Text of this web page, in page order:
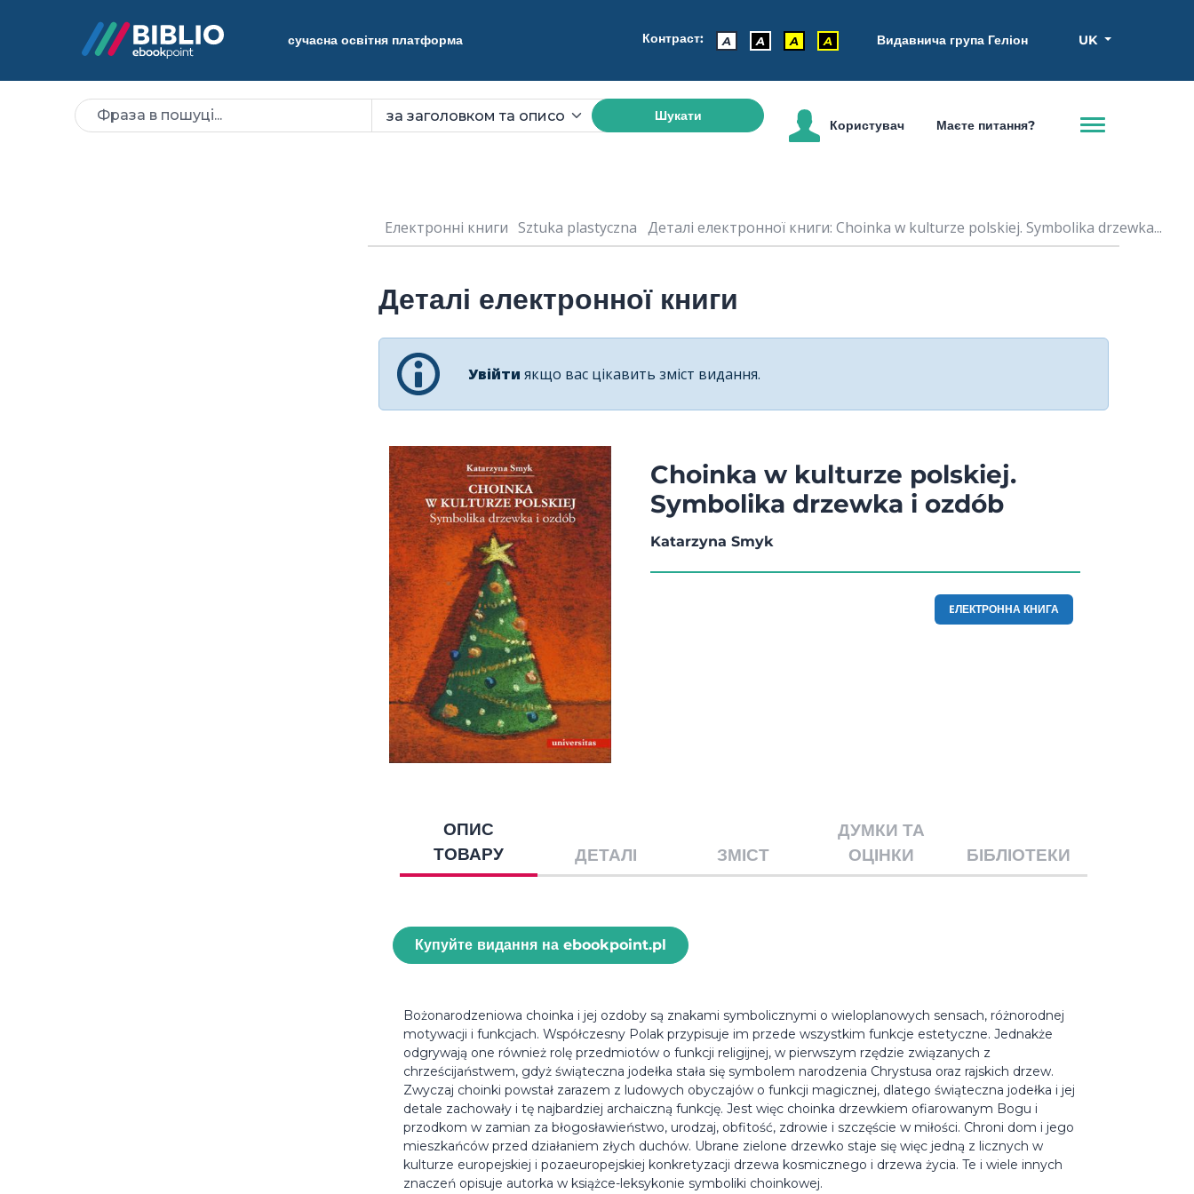
сучасна освітня платформа Контраст: A A A A Видавнича група Геліон UK
Шукати
Користувач Маєте питання?
Електронні книги Sztuka plastyczna Деталі електронної книги: Choinka w kulturze polskiej. Symbolika drzewka...
Деталі електронної книги
Увійти якщо вас цікавить зміст видання.
Choinka w kulturze polskiej.
Symbolika drzewka i ozdób
Katarzyna Smyk
EЛЕКТРОННА КНИГА
ОПИС
ТОВАРУ
ДЕТАЛІ ЗМІСТ
ДУМКИ ТА
ОЦІНКИ
БІБЛІОТЕКИ
Купуйте видання на ebookpoint.pl
Bożonarodzeniowa choinka i jej ozdoby są znakami symbolicznymi o wieloplanowych sensach, różnorodnej
motywacji i funkcjach. Współczesny Polak przypisuje im przede wszystkim funkcje estetyczne. Jednakże
odgrywają one również rolę przedmiotów o funkcji religijnej, w pierwszym rzędzie związanych z
chrześcijaństwem, gdyż świąteczna jodełka stała się symbolem narodzenia Chrystusa oraz rajskich drzew.
Zwyczaj choinki powstał zarazem z ludowych obyczajów o funkcji magicznej, dlatego świąteczna jodełka i jej
detale zachowały i tę najbardziej archaiczną funkcję. Jest więc choinka drzewkiem ofiarowanym Bogu i
przodkom w zamian za błogosławieństwo, urodzaj, obfitość, zdrowie i szczęście w miłości. Chroni dom i jego
mieszkańców przed działaniem złych duchów. Ubrane zielone drzewko staje się więc jedną z licznych w
kulturze europejskiej i pozaeuropejskiej konkretyzacji drzewa kosmicznego i drzewa życia. Te i wiele innych
znaczeń opisuje autorka w książce-leksykonie symboliki choinkowej.